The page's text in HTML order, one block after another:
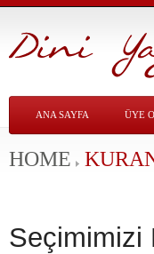
ANA SAYFA ÜYE
HOME
Seçimimizi